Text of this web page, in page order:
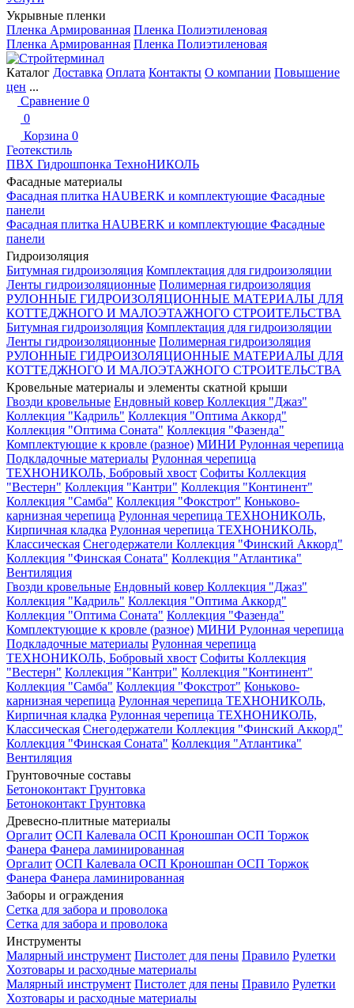
Укрывные пленки
Пленка Армированная Пленка Полиэтиленовая
Пленка Армированная Пленка Полиэтиленовая
Каталог Доставка Оплата Контакты О компании Повышение
цен ...
Сравнение 0
0
Корзина 0
Геотекстиль
ПВХ Гидрошпонка ТехноНИКОЛЬ
Фасадные материалы
Фасадная плитка HAUBERK и комплектующие Фасадные
панели
Фасадная плитка HAUBERK и комплектующие Фасадные
панели
Гидроизоляция
Битумная гидроизоляция Комплектация для гидроизоляции
Ленты гидроизоляционные Полимерная гидроизоляция
РУЛОННЫЕ ГИДРОИЗОЛЯЦИОННЫЕ МАТЕРИАЛЫ ДЛЯ
КОТТЕДЖНОГО И МАЛОЭТАЖНОГО СТРОИТЕЛЬСТВА
Битумная гидроизоляция Комплектация для гидроизоляции
Ленты гидроизоляционные Полимерная гидроизоляция
РУЛОННЫЕ ГИДРОИЗОЛЯЦИОННЫЕ МАТЕРИАЛЫ ДЛЯ
КОТТЕДЖНОГО И МАЛОЭТАЖНОГО СТРОИТЕЛЬСТВА
Кровельные материалы и элементы скатной крыши
Гвозди кровельные Ендовный ковер Коллекция "Джаз"
Коллекция "Кадриль" Коллекция "Оптима Аккорд"
Коллекция "Оптима Соната" Коллекция "Фазенда"
Комплектующие к кровле (разное) МИНИ Рулонная черепица
Подкладочные материалы Рулонная черепица
ТЕХНОНИКОЛЬ, Бобровый хвост Софиты Коллекция
"Вестерн" Коллекция "Кантри" Коллекция "Континент"
Коллекция "Самба" Коллекция "Фокстрот" Коньково-
карнизная черепица Рулонная черепица ТЕХНОНИКОЛЬ,
Кирпичная кладка Рулонная черепица ТЕХНОНИКОЛЬ,
Классическая Снегодержатели Коллекция "Финский Аккорд"
Коллекция "Финская Соната" Коллекция "Атлантика"
Вентиляция
Гвозди кровельные Ендовный ковер Коллекция "Джаз"
Коллекция "Кадриль" Коллекция "Оптима Аккорд"
Коллекция "Оптима Соната" Коллекция "Фазенда"
Комплектующие к кровле (разное) МИНИ Рулонная черепица
Подкладочные материалы Рулонная черепица
ТЕХНОНИКОЛЬ, Бобровый хвост Софиты Коллекция
"Вестерн" Коллекция "Кантри" Коллекция "Континент"
Коллекция "Самба" Коллекция "Фокстрот" Коньково-
карнизная черепица Рулонная черепица ТЕХНОНИКОЛЬ,
Кирпичная кладка Рулонная черепица ТЕХНОНИКОЛЬ,
Классическая Снегодержатели Коллекция "Финский Аккорд"
Коллекция "Финская Соната" Коллекция "Атлантика"
Вентиляция
Грунтовочные составы
Бетоноконтакт Грунтовка
Бетоноконтакт Грунтовка
Древесно-плитные материалы
Оргалит ОСП Калевала ОСП Кроношпан ОСП Торжок
Фанера Фанера ламинированная
Оргалит ОСП Калевала ОСП Кроношпан ОСП Торжок
Фанера Фанера ламинированная
Заборы и ограждения
Сетка для забора и проволока
Сетка для забора и проволока
Инструменты
Малярный инструмент Пистолет для пены Правило Рулетки
Хозтовары и расходные материалы
Малярный инструмент Пистолет для пены Правило Рулетки
Хозтовары и расходные материалы